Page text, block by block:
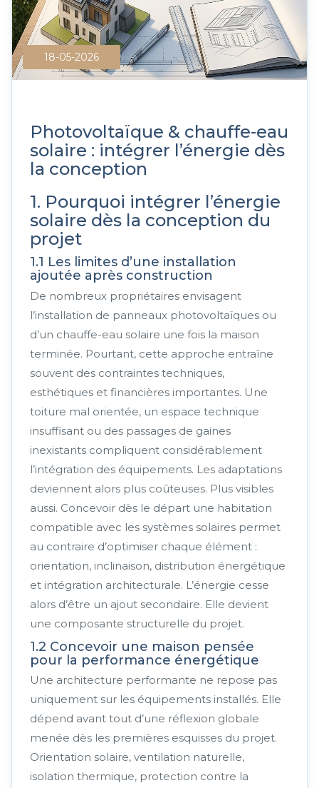
18-05-2026
Photovoltaïque & chauffe-eau
solaire : intégrer l’énergie dès
la conception
1. Pourquoi intégrer l’énergie
solaire dès la conception du
projet
1.1 Les limites d’une installation
ajoutée après construction
De nombreux propriétaires envisagent
l’installation de panneaux photovoltaïques ou
d’un chauffe-eau solaire une fois la maison
terminée. Pourtant, cette approche entraîne
souvent des contraintes techniques,
esthétiques et financières importantes. Une
toiture mal orientée, un espace technique
insuffisant ou des passages de gaines
inexistants compliquent considérablement
l’intégration des équipements. Les adaptations
deviennent alors plus coûteuses. Plus visibles
aussi. Concevoir dès le départ une habitation
compatible avec les systèmes solaires permet
au contraire d’optimiser chaque élément :
orientation, inclinaison, distribution énergétique
et intégration architecturale. L’énergie cesse
alors d’être un ajout secondaire. Elle devient
une composante structurelle du projet.
1.2 Concevoir une maison pensée
pour la performance énergétique
Une architecture performante ne repose pas
uniquement sur les équipements installés. Elle
dépend avant tout d’une réflexion globale
menée dès les premières esquisses du projet.
Orientation solaire, ventilation naturelle,
isolation thermique, protection contre la